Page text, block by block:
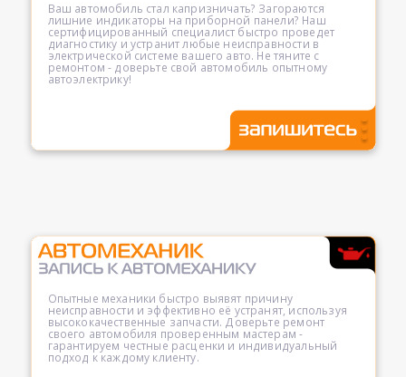
Ваш автомобиль стал капризничать? Загораются
лишние индикаторы на приборной панели? Наш
сертифицированный специалист быстро проведет
диагностику и устранит любые неисправности в
электрической системе вашего авто. Не тяните с
ремонтом - доверьте свой автомобиль опытному
автоэлектрику!
Опытные механики быстро выявят причину
неисправности и эффективно её устранят, используя
высококачественные запчасти. Доверьте ремонт
своего автомобиля проверенным мастерам -
гарантируем честные расценки и индивидуальный
подход к каждому клиенту.